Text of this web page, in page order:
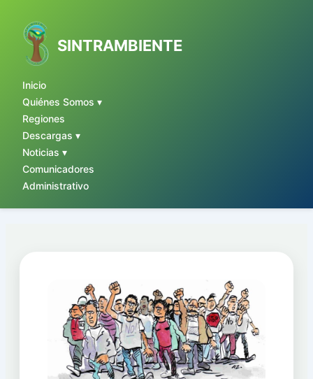
SINTRAMBIENTE
Inicio
Quiénes Somos ▾
Regiones
Descargas ▾
Noticias ▾
Comunicadores
Administrativo
contenido